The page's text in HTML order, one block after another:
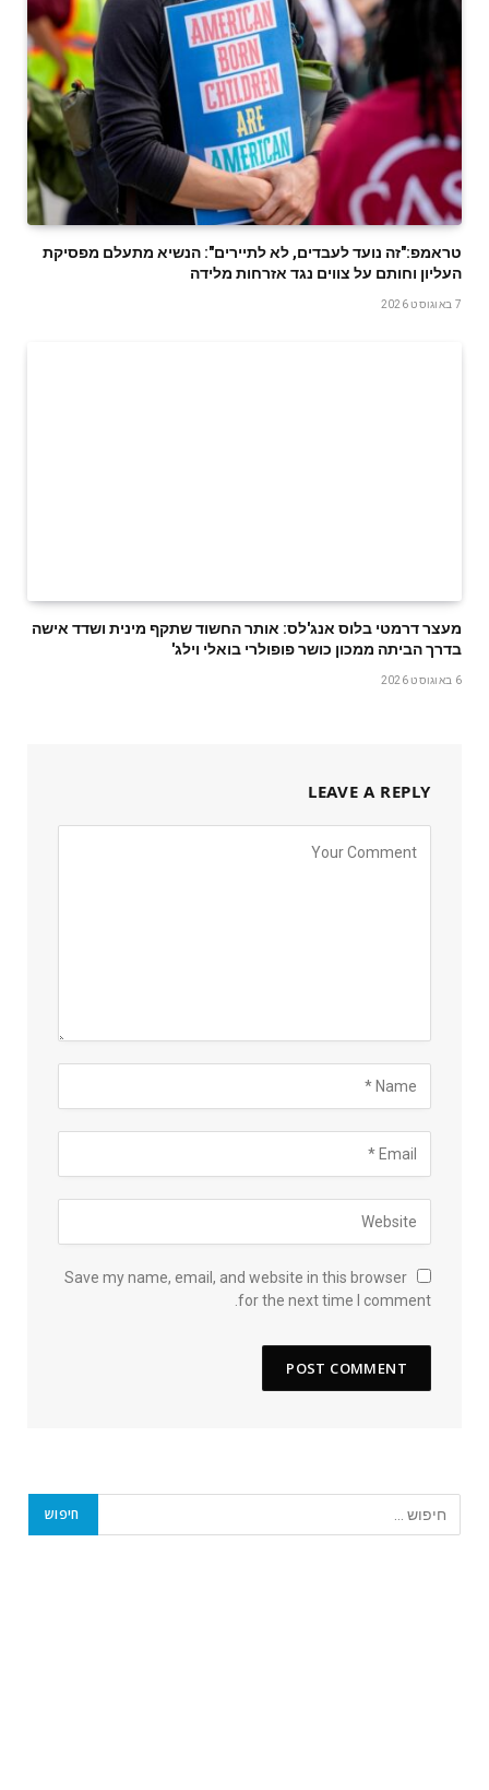
טראמפ:"זה נועד לעבדים, לא לתיירים": הנשיא מתעלם מפסיקת
העליון וחותם על צווים נגד אזרחות מלידה
7 באוגוסט 2026
מעצר דרמטי בלוס אנג'לס: אותר החשוד שתקף מינית ושדד אישה
בדרך הביתה ממכון כושר פופולרי בואלי וילג'
6 באוגוסט 2026
LEAVE A REPLY
Save my name, email, and website in this browser
for the next time I comment.